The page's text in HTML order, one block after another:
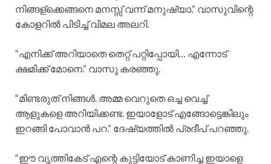
നിങ്ങള്ക്കെങ്ങനെ മനസ്സ് വന്ന് മനുഷ്യാ.” വാസുവിന്റെ
കോളറിൽ പിടിച്ച് വിമല അലറി.
“എനിക്ക് അറിയാതെ തെറ്റ് പറ്റിപ്പോയി… എന്നോട്‌
ക്ഷമിക്ക് മോനെ.” വാസു കരഞ്ഞു.
“മിണ്ടരുത് നിങ്ങൾ. അമ്മ വെറുതെ ഒച്ച വെച്ച്
ആളുകളെ അറിയിക്കണ്ട. ഇയാളോട് എങ്ങോട്ടെങ്കിലും
ഇറങ്ങി പോവാൻ പറ.” ദേഷ്യത്തിൽ പ്രദീപ് പറഞ്ഞു.
“ഈ വൃത്തികേട് എന്റെ കുട്ടിയോട് കാണിച്ച ഇയാളെ